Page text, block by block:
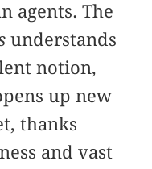
agents. The
understands
notion,
up new
thanks
and vast